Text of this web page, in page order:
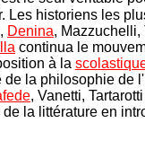
Les historiens les
Denina, Mazzuchelli,
continua le
à la
la philosophie de
, Vanetti,
la littérature en